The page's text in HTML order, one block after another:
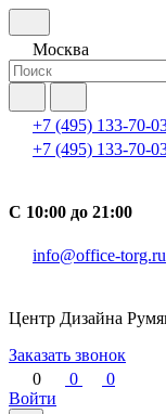
Москва
+7 (495) 133-70-
+7 (495) 133-70-
С 10:00 до 21:00
info@office-torg.ru
Центр Дизайна
Заказать звонок
0
0
0
Войти